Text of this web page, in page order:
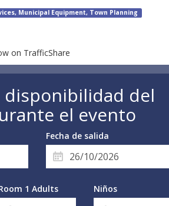
Municipal Equipment, Town Planning
on TrafficShare
disponibilidad del
el evento
Fecha de salida
1 Adults Niños